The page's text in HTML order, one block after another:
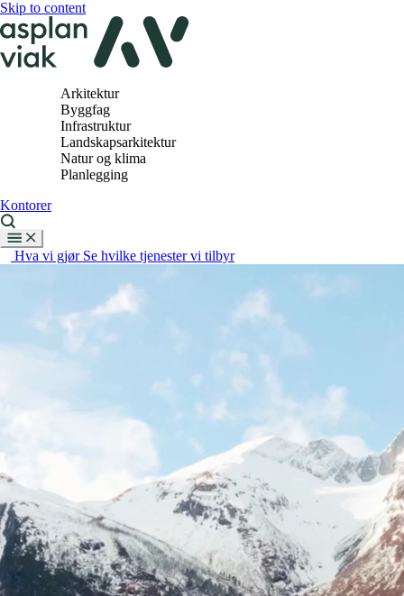
Skip to content
Arkitektur
Byggfag
Infrastruktur
Landskapsarkitektur
Natur og klima
Planlegging
Kontorer
Hva vi gjør Se hvilke tjenester vi tilbyr